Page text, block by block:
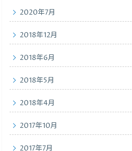
2020年7月
2018年12月
2018年6月
2018年5月
2018年4月
2017年10月
2017年7月